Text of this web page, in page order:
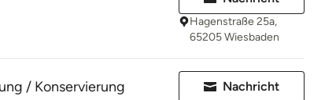
Hagenstraße 25a,
65205 Wiesbaden
/ Konservierung Nachricht